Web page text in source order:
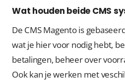
Wat houden beide CMS
De CMS Magento is
wat je hier voor nodig hebt,
betalingen, beheer over
Ook kan je werken met